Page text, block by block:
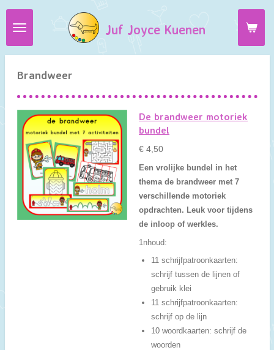
Ga
direct
de
hoofdinhoud
Juf Joyce Kuenen
Brandweer
De brandweer motoriek
bundel
€ 4,50
Een vrolijke bundel in het
thema de brandweer met 7
verschillende motoriek
opdrachten. Leuk voor tijdens
de inloop of werkles.
1nhoud:
11 schrijfpatroonkaarten:
schrijf tussen de lijnen of
gebruik klei
11 schrijfpatroonkaarten:
schrijf op de lijn
10 woordkaarten: schrijf de
woorden